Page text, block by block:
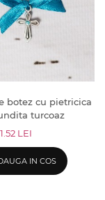
botez cu pietricica
turcoaz
1.52 LEI
IN COS